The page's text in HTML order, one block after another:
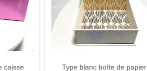
caisse
Type blanc boîte de papier